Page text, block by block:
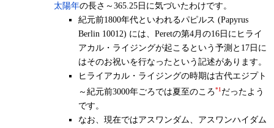
太陽年の長さ～365.25日に気づいたわけです。
紀元前1800年代といわれるパピルス (Papyrus
Berlin 10012) には、Peretの第4月の16日にヒライ
アカル・ライジングが起こるという予測と17日に
はそのお祝いを行なったという記述があります。
ヒライアカル・ライジングの時期は古代エジプト
～紀元前3000年ごろでは夏至のころ *1 だったよう
です。
なお、現在ではアスワンダム、アスワンハイダム